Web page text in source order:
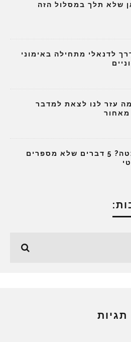
שלא תלך במסלול הזה
לדנאלי מתחילה באימוני
עזר לנו לצאת למדבר
הוזמנתם לשבוע ביאכטה? 5 דברים שלא מספרים
תגיות